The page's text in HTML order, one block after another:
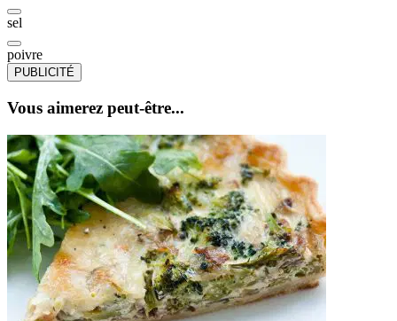
sel
poivre
PUBLICITÉ
Vous aimerez peut-être...